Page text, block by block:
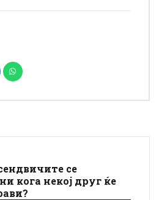
се
кога некој друг ќе